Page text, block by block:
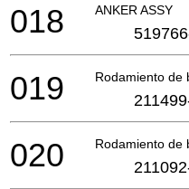
ANKER ASSY
018
Rodamiento de
019
Rodamiento de
020